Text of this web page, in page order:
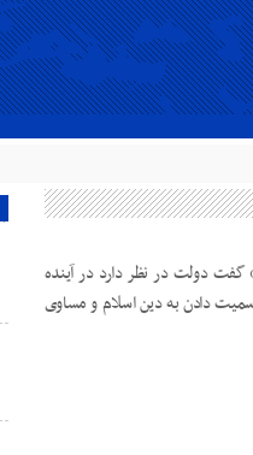
گفت دولت در نظر دارد در آینده
دادن به دین اسلام و مساوی